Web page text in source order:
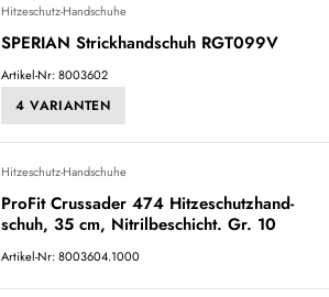
Hitzeschutz-Handschuhe
SPERIAN Strickhandschuh RGT099V
Artikel-Nr: 8003602
4 VARIANTEN
Hitzeschutz-Handschuhe
ProFit Crussader 474 Hitzeschutzhand-
schuh, 35 cm, Nitrilbeschicht. Gr. 10
Artikel-Nr: 8003604.1000